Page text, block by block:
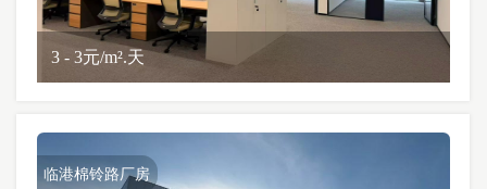
3 - 3元/m².天
临港棉铃路厂房